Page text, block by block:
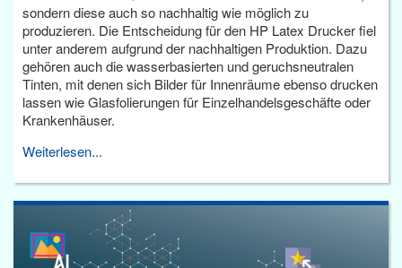
sondern diese auch so nachhaltig wie möglich zu
produzieren. Die Entscheidung für den HP Latex Drucker fiel
unter anderem aufgrund der nachhaltigen Produktion. Dazu
gehören auch die wasserbasierten und geruchsneutralen
Tinten, mit denen sich Bilder für Innenräume ebenso drucken
lassen wie Glasfolierungen für Einzelhandelsgeschäfte oder
Krankenhäuser.
Weiterlesen...